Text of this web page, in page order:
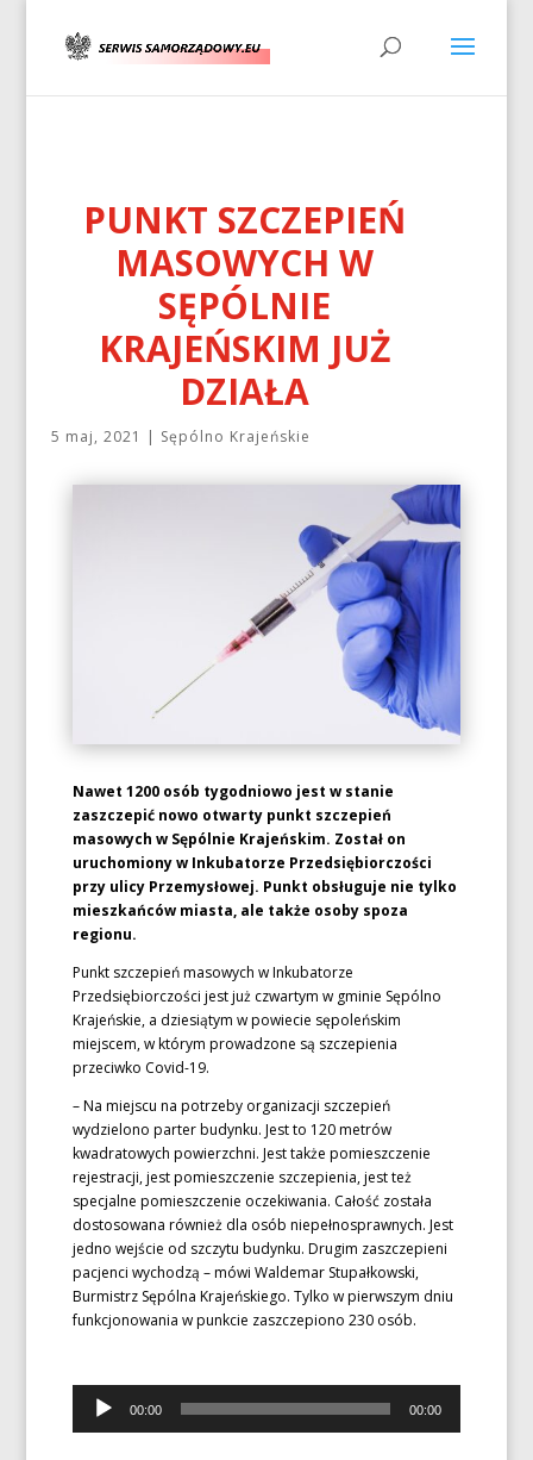
PUNKT SZCZEPIEŃ
MASOWYCH W
SĘPÓLNIE
KRAJEŃSKIM JUŻ
DZIAŁA
5 maj, 2021 | Sępólno Krajeńskie
Nawet 1200 osób tygodniowo jest w stanie
zaszczepić nowo otwarty punkt szczepień
masowych w Sępólnie Krajeńskim. Został on
uruchomiony w Inkubatorze Przedsiębiorczości
przy ulicy Przemysłowej. Punkt obsługuje nie tylko
mieszkańców miasta, ale także osoby spoza
regionu.
Punkt szczepień masowych w Inkubatorze
Przedsiębiorczości jest już czwartym w gminie Sępólno
Krajeńskie, a dziesiątym w powiecie sępoleńskim
miejscem, w którym prowadzone są szczepienia
przeciwko Covid-19.
– Na miejscu na potrzeby organizacji szczepień
wydzielono parter budynku. Jest to 120 metrów
kwadratowych powierzchni. Jest także pomieszczenie
rejestracji, jest pomieszczenie szczepienia, jest też
specjalne pomieszczenie oczekiwania. Całość została
dostosowana również dla osób niepełnosprawnych. Jest
jedno wejście od szczytu budynku. Drugim zaszczepieni
pacjenci wychodzą – mówi Waldemar Stupałkowski,
Burmistrz Sępólna Krajeńskiego. Tylko w pierwszym dniu
funkcjonowania w punkcie zaszczepiono 230 osób.
Odtwarzacz
plików
00:00 00:00